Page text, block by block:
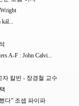
kál...
A-F : John Calvi...
자 칼빈 - 장경철 교수
다” 조셉 파이파